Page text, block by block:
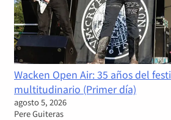
Wacken Open Air: 35 años del
multitudinario (Primer día)
agosto 5, 2026
Pere Guiteras